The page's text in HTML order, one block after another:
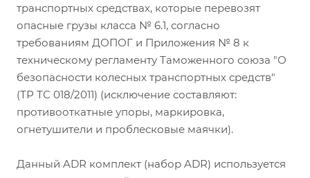
транспортных средствах, которые перевозят
опасные грузы класса № 6.1, согласно
требованиям ДОПОГ и Приложения № 8 к
техническому регламенту Таможенного союза "О
безопасности колесных транспортных средств"
(ТР ТС 018/2011) (исключение составляют:
противооткатные упоры, маркировка,
огнетушители и проблесковые маячки).
Данный ADR комплект (набор ADR) используется